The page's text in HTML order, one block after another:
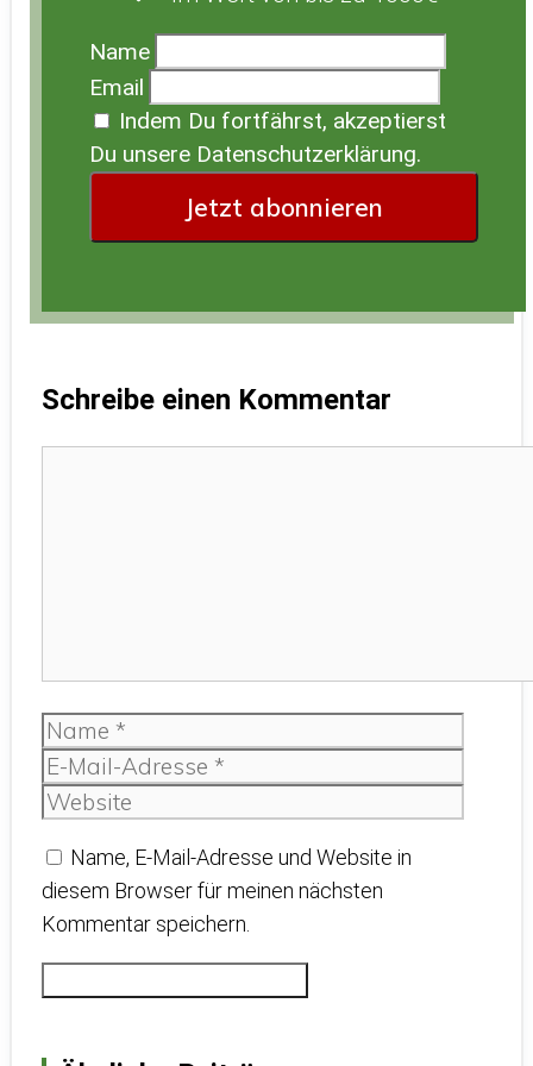
Name
Email
Indem Du fortfährst, akzeptierst
Du unsere Datenschutzerklärung.
Schreibe einen Kommentar
Name
Name, E-Mail-Adresse und Website in
diesem Browser für meinen nächsten
Kommentar speichern.